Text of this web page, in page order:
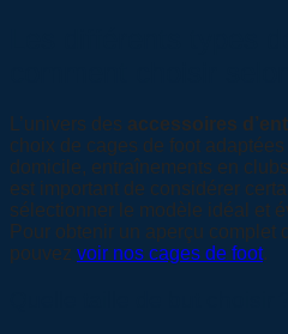
L’univers des accessoires
choix de cages de foot
domicile, entraînements en
est important de considérer
sélectionner le modèle idéal et
Pour obtenir un aperçu complet
pouvez voir nos cages de foot.